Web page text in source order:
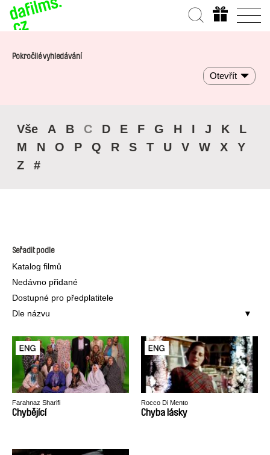
Pokročilé vyhledávání
Otevřít
Vše A B C D E F G H I J K
L
M
N O P Q R S T U V W X
Y
Z
#
Seřadit podle
Katalog filmů
Nedávno přidané
Dostupné pro předplatitele
Dle názvu
Farahnaz Sharifi
Chybějící
Rocco Di Mento
Chyba lásky